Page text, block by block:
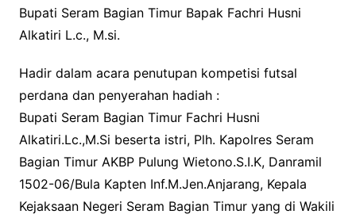
Bupati Seram Bagian Timur Bapak Fachri Husni
Alkatiri L.c., M.si.
Hadir dalam acara penutupan kompetisi futsal
perdana dan penyerahan hadiah :
Bupati Seram Bagian Timur Fachri Husni
Alkatiri.Lc.,M.Si beserta istri, Plh. Kapolres Seram
Bagian Timur AKBP Pulung Wietono.S.I.K, Danramil
1502-06/Bula Kapten Inf.M.Jen.Anjarang, Kepala
Kejaksaan Negeri Seram Bagian Timur yang di Wakili